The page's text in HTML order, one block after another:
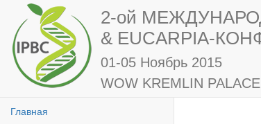
2-ой
& EUCARPIA-
01-05 Ноябрь 2015
WOW KREMLIN
Главная